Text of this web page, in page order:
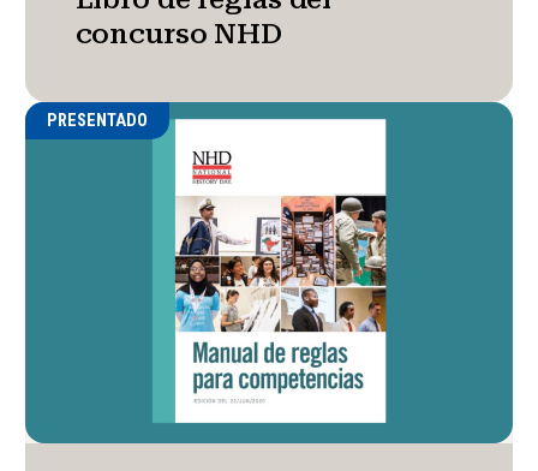
concurso NHD
PRESENTADO